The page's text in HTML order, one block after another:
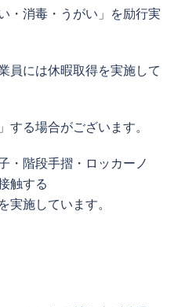
・消毒・うがい」を励行実
員には休暇取得を実施して
する場合がございます。
・階段手摺・ロッカーノ
触する
施しています。